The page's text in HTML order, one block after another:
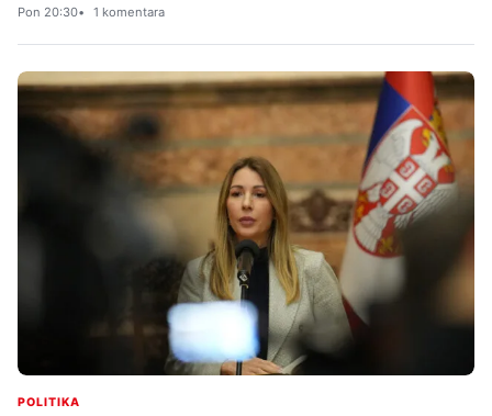
Pon 20:30 1 komentara
POLITIKA